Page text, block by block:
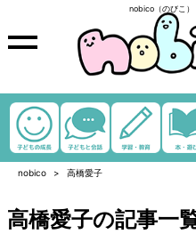
nobico（のびこ）
nobico 高橋愛子
高橋愛子の記事一